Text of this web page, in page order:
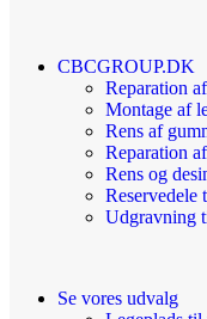
CBCGROUP.DK
Reparation
Montage af
Rens af
Reparation
Rens og
Reservedele
Udgravning
Se vores udvalg